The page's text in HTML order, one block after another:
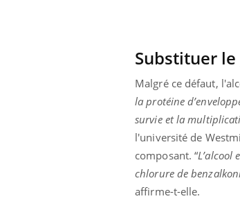
Substituer
Malgré ce défaut,
la protéine
survie et la
l'université de
composant. “L’alcool
chlorure de
affirme-t-elle.
Carence en fer :
Youtube
Fatigue, irritabilité, brouillard
même alopécie… Les
carence en fer sont multiples ce